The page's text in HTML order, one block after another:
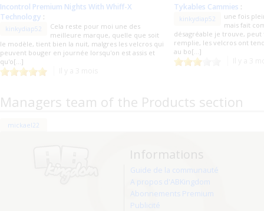
Incontrol Premium Nights With Whiff-X
Technology :
kinkydiap52
Cela reste pour moi une des
meilleure marque, quelle que soit
le modèle, tient bien la nuit, malgres les velcros qui
peuvent bouger en journée lorsqu'on est assis et
qu'o[...]
Tykables Cammies :
kinkydiap52
une fois
mais fait
désagréable je trouve,
remplie, les velcros ont
au bo[...]
Managers team of the Products section
mickael22
Informations
Guide de la communauté
A propos d'ABKingdom
Abonnements Premium
Publicité